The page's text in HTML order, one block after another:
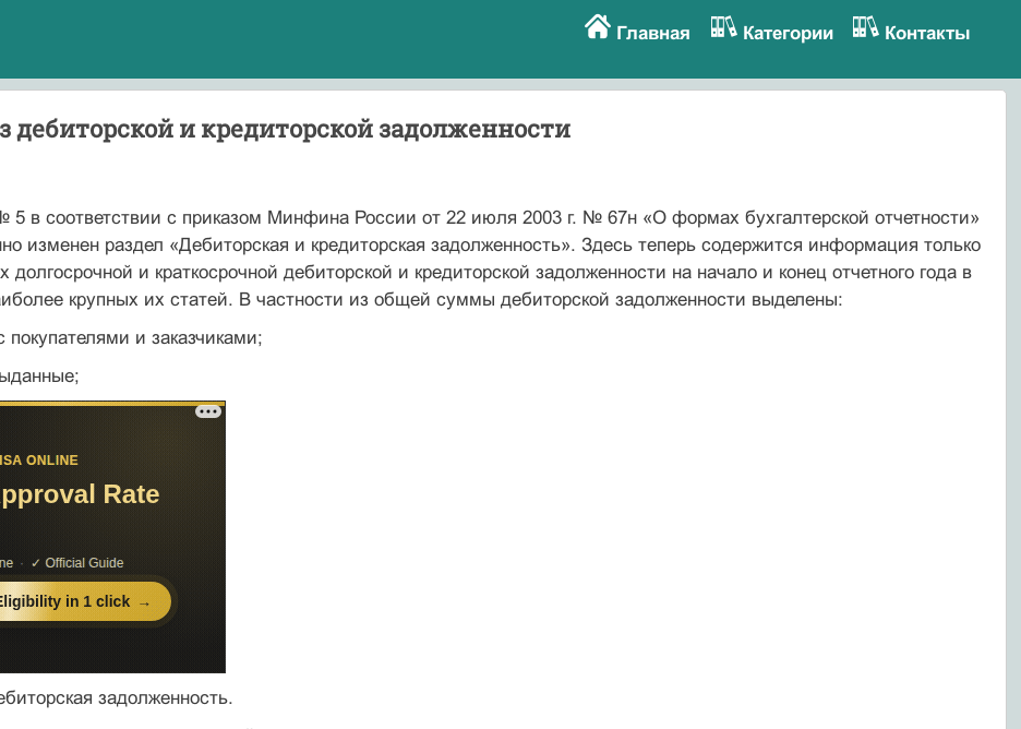
Главная Категории Контакты
дебиторской и кредиторской задолженности
в соответствии с приказом Минфина России от 22 июля 2003 г. № 67н «О формах бухгалтерской отчетности»
изменен раздел «Дебиторская и кредиторская задолженность». Здесь теперь содержится информация только
долгосроч­ной и краткосрочной дебиторской и кредиторской задолженности на начало и конец отчетного года в
крупных их статей. В частности из общей суммы дебиторской задолженности выделены:
покупателями и заказчиками;
задолженность.